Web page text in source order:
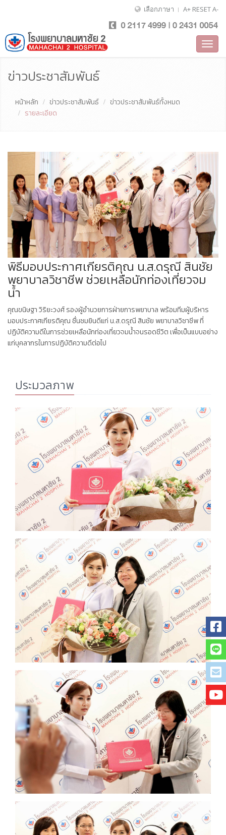
เลือกภาษา A+ RESETA-
ข่าวประชาสัมพันธ์
หน้าหลัก ข่าวประชาสัมพันธ์
ข่าวประชาสัมพันธ์ทั้งหมด
รายละเอียด
พิธีมอบประกาศเกียรติคุณ น.ส.ดรุณี สินชัย
พยาบาลวิชาชีพ ช่วยเหลือนักท่องเที่ยวจม
น้ำ
คุณขนิษฐา วิริยะวงศ์ รองผู้อำนวยการฝ่ายการพยาบาล พร้อมทีมผู้บริหาร
มอบประกาศเกียรติคุณ ชื่นชมยินดีแก่ น.ส.ดรุณี สินชัย พยาบาลวิชาชีพ ที่
ปฏิบัติความดีในการช่วยเหลือนักท่องเที่ยวจมน้ำจนรอดชีวิต เพื่อเป็นแบบอย่าง
แก่บุคลากรในการปฏิบัติความดีต่อไป
ประมวลภาพ